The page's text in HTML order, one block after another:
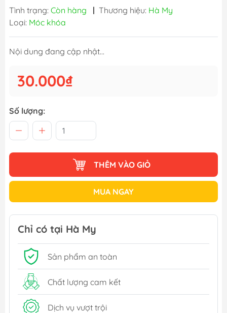
Tình trạng: Còn hàng | Thương hiệu: Hà My
Loại: Móc khóa
Nội dung đang cập nhật...
30.000₫
Số lượng:
THÊM VÀO GIỎ
MUA NGAY
Chỉ có tại Hà My
Sản phẩm an toàn
Chất lượng cam kết
Dịch vụ vượt trội